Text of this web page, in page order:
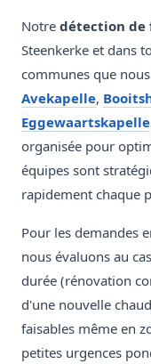
Notre détection de
Steenkerke et dans
communes que
Avekapelle,
Eggewaartskapelle
organisée pour
équipes sont
rapidement chaque
Pour les demandes
nous évaluons au
durée (rénovation
d'une nouvelle
faisables même en
petites urgences